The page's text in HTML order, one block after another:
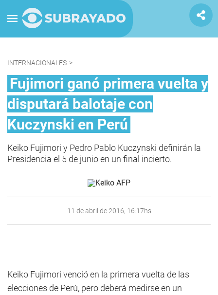
INTERNACIONALES >
Fujimori ganó primera vuelta y
disputará balotaje con
Kuczynski en Perú
Keiko Fujimori y Pedro Pablo Kuczynski definirán la
Presidencia el 5 de junio en un final incierto.
11 de abril de 2016, 16:17hs
Keiko Fujimori venció en la primera vuelta de las
elecciones de Perú, pero deberá medirse en un